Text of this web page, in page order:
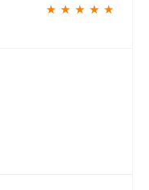
★ ★ ★ ★ ★